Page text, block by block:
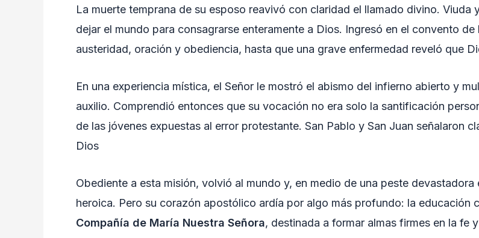
La muerte temprana de su esposo reavivó con claridad el llamado divino.
dejar el mundo para consagrarse enteramente a Dios. Ingresó en el convento
austeridad, oración y obediencia, hasta que una grave enfermedad reveló que
En una experiencia mística, el Señor le mostró el abismo del infierno abierto y
auxilio. Comprendió entonces que su vocación no era solo la santificación
de las jóvenes expuestas al error protestante. San Pablo y San Juan señalaron
Dios
Obediente a esta misión, volvió al mundo y, en medio de una peste
heroica. Pero su corazón apostólico ardía por algo más profundo: la educación
Compañía de María Nuestra Señora, destinada a formar almas firmes en la fe